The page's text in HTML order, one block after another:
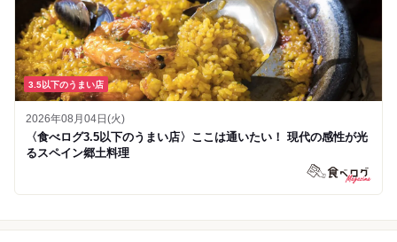
3.5以下のうまい店
2026年08月04日(火)
〈食べログ3.5以下のうまい店〉ここは通いたい！ 現代の感性が光
るスペイン郷土料理